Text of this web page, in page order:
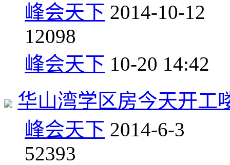
峰会天下 2014-10-12
12098
峰会天下 10-20 14:42
华山湾学区房今天开工
峰会天下 2014-6-3
52393